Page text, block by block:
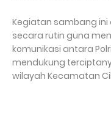
Kegiatan sambang
secara rutin guna
komunikasi antara
mendukung
wilayah Kecamatan